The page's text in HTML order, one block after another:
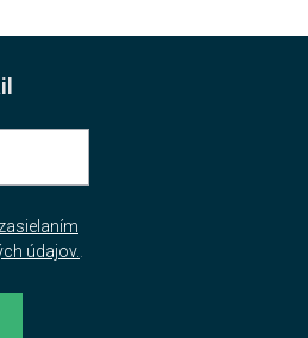
zasielaním
údajov.